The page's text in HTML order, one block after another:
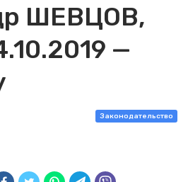
ШЕВЦОВ,
—
Законодательство